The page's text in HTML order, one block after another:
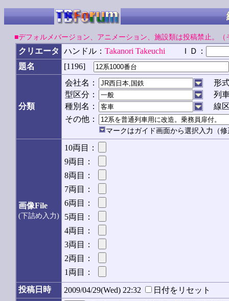
■デフォルメバージョン、アニメーション、施設類は投稿禁止。（
クリエータ ハンドル： Takanori Takeuchi ＩＤ：
題名
[1196]
分類
会社名：
型区分：
種別名：
形
列
線
その他：
マークはガイド画面から選択入力（
画像File
(下詰め入力)
10両目：
9両目：
8両目：
7両目：
6両目：
5両目：
4両目：
3両目：
2両目：
1両目：
投稿日時 2009/04/29(Wed) 22:32
日付をリセット